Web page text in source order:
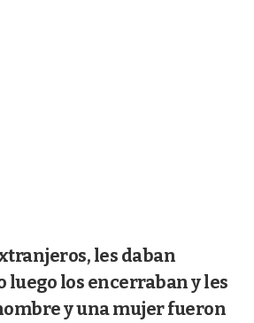
les daban
luego los encerraban y les
y una mujer fueron